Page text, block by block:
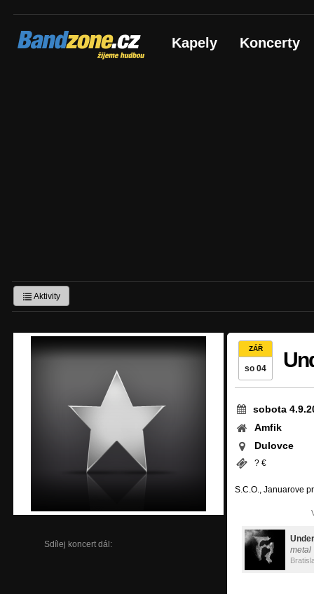
Bandzone.cz
žijeme hudbou Kapely Koncerty
Aktivity
Sdílej koncert dál:
ZÁŘ
so 04
sobota
Amfik
Dulovce
? €
S.C.O., Januarove
metal